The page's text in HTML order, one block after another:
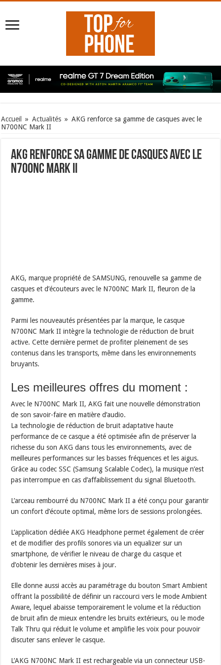
Accueil » Actualités » AKG renforce sa gamme de casques avec le
N700NC Mark II
AKG renforce sa gamme de casques avec le
N700NC Mark II
AKG, marque propriété de SAMSUNG, renouvelle sa gamme de
casques et d’écouteurs avec le N700NC Mark II, fleuron de la
gamme.
Parmi les nouveautés présentées par la marque, le casque
N700NC Mark II intègre la technologie de réduction de bruit
active. Cette dernière permet de profiter pleinement de ses
contenus dans les transports, même dans les environnements
bruyants.
Les meilleures offres du moment :
Avec le N700NC Mark II, AKG fait une nouvelle démonstration
de son savoir-faire en matière d’audio.
La technologie de réduction de bruit adaptative haute
performance de ce casque a été optimisée afin de préserver la
richesse du son AKG dans tous les environnements, avec de
meilleures performances sur les basses fréquences et les aigus.
Grâce au codec SSC (Samsung Scalable Codec), la musique n’est
pas interrompue en cas d’affaiblissement du signal Bluetooth.
L’arceau rembourré du N700NC Mark II a été conçu pour garantir
un confort d’écoute optimal, même lors de sessions prolongées.
L’application dédiée AKG Headphone permet également de créer
et de modifier des profils sonores via un equalizer sur un
smartphone, de vérifier le niveau de charge du casque et
d’obtenir les dernières mises à jour.
Elle donne aussi accès au paramétrage du bouton Smart Ambient
offrant la possibilité de définir un raccourci vers le mode Ambient
Aware, lequel abaisse temporairement le volume et la réduction
de bruit afin de mieux entendre les bruits extérieurs, ou le mode
Talk Thru qui réduit le volume et amplifie les voix pour pouvoir
discuter sans enlever le casque.
L’AKG N700NC Mark II est rechargeable via un connecteur USB-